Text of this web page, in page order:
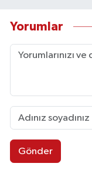
Yorumlar
Gönder